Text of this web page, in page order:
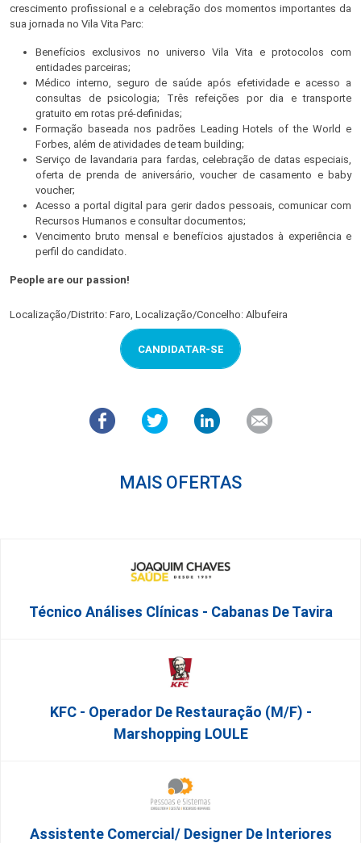
crescimento profissional e a celebração dos momentos importantes da
sua jornada no Vila Vita Parc:
Benefícios exclusivos no universo Vila Vita e protocolos com
entidades parceiras;
Médico interno, seguro de saúde após efetividade e acesso a
consultas de psicologia; Três refeições por dia e transporte
gratuito em rotas pré-definidas;
Formação baseada nos padrões Leading Hotels of the World e
Forbes, além de atividades de team building;
Serviço de lavandaria para fardas, celebração de datas especiais,
oferta de prenda de aniversário, voucher de casamento e baby
voucher;
Acesso a portal digital para gerir dados pessoais, comunicar com
Recursos Humanos e consultar documentos;
Vencimento bruto mensal e benefícios ajustados à experiência e
perfil do candidato.
People are our passion!
Localização/Distrito: Faro, Localização/Concelho: Albufeira
CANDIDATAR-SE
MAIS OFERTAS
Técnico Análises Clínicas - Cabanas De Tavira
KFC - Operador De Restauração (m/f) -
Marshopping LOULE
Assistente Comercial/ Designer De Interiores